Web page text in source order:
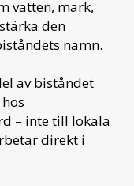
vatten, mark,
den
namn.
av biståndet
– inte till lokala
direkt i